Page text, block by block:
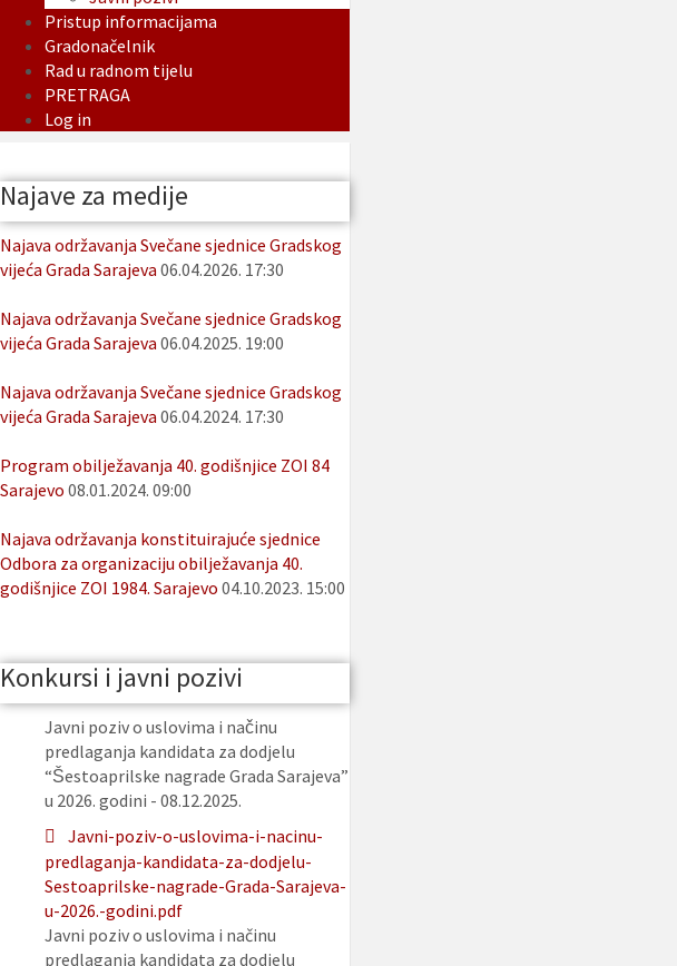
Pristup informacijama
Gradonačelnik
Rad u radnom tijelu
PRETRAGA
Log in
Najave za medije
Najava održavanja Svečane sjednice Gradskog
vijeća Grada Sarajeva 06.04.2026. 17:30
Najava održavanja Svečane sjednice Gradskog
vijeća Grada Sarajeva 06.04.2025. 19:00
Najava održavanja Svečane sjednice Gradskog
vijeća Grada Sarajeva 06.04.2024. 17:30
Program obilježavanja 40. godišnjice ZOI 84
Sarajevo 08.01.2024. 09:00
Najava održavanja konstituirajuće sjednice
Odbora za organizaciju obilježavanja 40.
godišnjice ZOI 1984. Sarajevo 04.10.2023. 15:00
Konkursi i javni pozivi
Javni poziv o uslovima i načinu
predlaganja kandidata za dodjelu
“Šestoaprilske nagrade Grada Sarajeva”
u 2026. godini - 08.12.2025.
Javni-poziv-o-uslovima-i-nacinu-
predlaganja-kandidata-za-dodjelu-
Sestoaprilske-nagrade-Grada-Sarajeva-
u-2026.-godini.pdf
Javni poziv o uslovima i načinu
predlaganja kandidata za dodjelu